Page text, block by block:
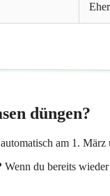
düngen?
am 1.
Wenn du bereits